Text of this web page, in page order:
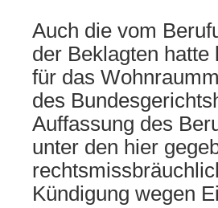
Auch die vom
der Beklagten
für das
des
Auffassung des
unter den hier
Kündigung wegen